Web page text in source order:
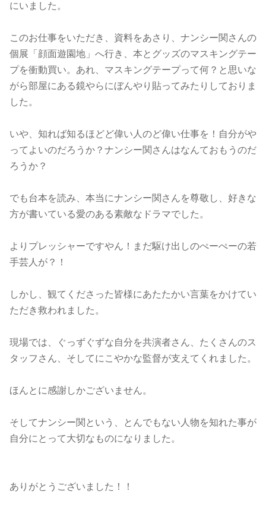
にいました。
このお仕事をいただき、資料をあさり、ナンシー関さんの
個展「顔面遊園地」へ行き、本とグッズのマスキングテー
プを衝動買い。あれ、マスキングテープって何？と思いな
がら部屋にある鏡やらにぼんやり貼ってみたりしておりま
した。
いや、知れば知るほどど偉い人のど偉い仕事を！自分がや
ってよいのだろうか？ナンシー関さんはなんておもうのだ
ろうか？
でも台本を読み、本当にナンシー関さんを尊敬し、好きな
方が書いている愛のある素敵なドラマでした。
よりプレッシャーですやん！まだ駆け出しのぺーぺーの若
手芸人が？！
しかし、観てくださった皆様にあたたかい言葉をかけてい
ただき救われました。
現場では、ぐっずぐずな自分を共演者さん、たくさんのス
タッフさん、そしてにこやかな監督が支えてくれました。
ほんとに感謝しかございません。
そしてナンシー関という、とんでもない人物を知れた事が
自分にとって大切なものになりました。
ありがとうございました！！